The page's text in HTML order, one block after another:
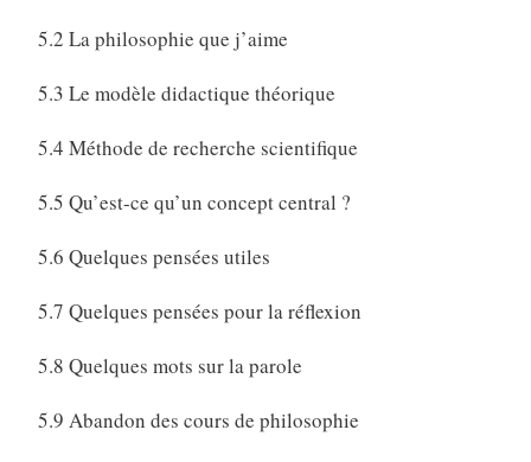
5.2 La philosophie que j’aime
5.3 Le modèle didactique théorique
5.4 Méthode de recherche scientifique
5.5 Qu’est-ce qu’un concept central ?
5.6 Quelques pensées utiles
5.7 Quelques pensées pour la réflexion
5.8 Quelques mots sur la parole
5.9 Abandon des cours de philosophie